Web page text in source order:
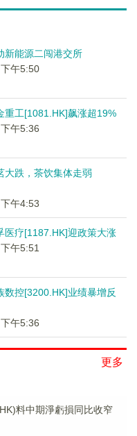
新能源二闯港交所
午5:50
重工[1081.HK]飙涨超19%
午5:36
大跌，茶饮集体走弱
午4:53
医疗[1187.HK]迎政策大涨
午5:51
数控[3200.HK]业绩暴增反
午5:36
更多
料中期淨虧損同比收窄